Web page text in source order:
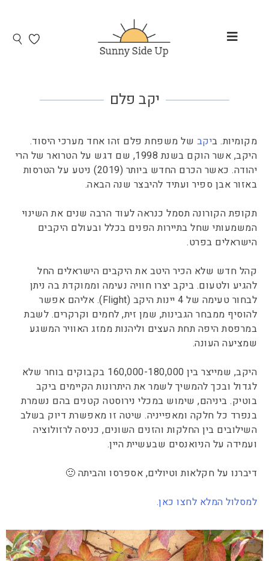
יקב פלם
מקומיות. ביקב של משפחת פלם זהו אחד מערכי היסוד.
היקב, אשר הוקם בשנת 1998, שם דגש על הטרואר של הרי
יהודה. כאשר הכרם החדש ביותר (2019) ניטע על הטרסות
באזור אבן ספיר ועתיד להיבצר שנה הבאה.
תקופת הקורונה תסמל כנראה לעוד הרבה שנים את השינוי
המשמעותי שחל בתיירות הפנים בכלל ובעולם היקבים
הישראלים בפרט.
קהל חדש שלא הכיר היטב את היקבים הישראלים החל
להגיע ולטעום. ביקב יצרו חוויה נעימה וממוקדת בה ניתן
לבחור טעימה של 4 יינות היקב (Flight). אליהם אפשר
להוסיף ממבחר הגבינות, שמן זית, לחמים וקרקרים. לשבת
במרפסת היפה תחת העצים וליהנות ממזג האוויר המשגע
שמציעה העונה.
היקב, שמייצר בין 160,000-180,000 בקבוקים בוחר שלא
לגדול ובכך להמשיך לשמר את היתרונות הקיימים ביקב
בוטיק. ביניהם, שימוש במכלי נירוסטה קטנים בהם נשמרת
בנפרד כל חלקה ומאפייניה. שיטה זו מאפשרת דיוק בשלב
השילובים בין החלקות והזנים השונים, כניסה לרזולוציה
ועמידה על הניואנסים שבעשיית היין.
דיברנו על חקלאות וטיולים, אספרסו והביתה 🙂
למסלול המלא לחצו כאן.